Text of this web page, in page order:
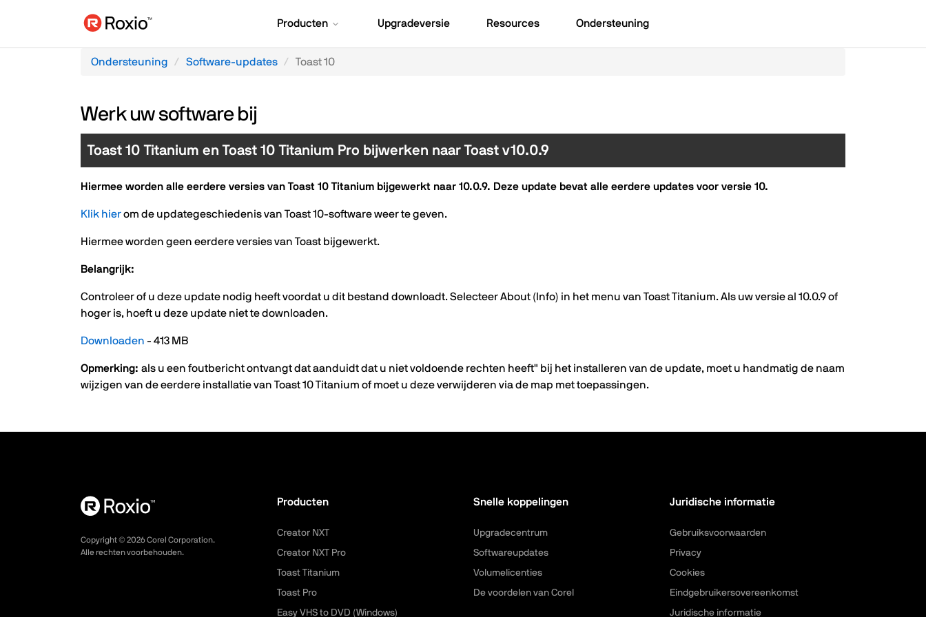
Producten Upgradeversie Resources Ondersteuning
Ondersteuning Software-updates Toast 10
Werk uw software bij
Toast 10 Titanium en Toast 10 Titanium Pro bijwerken naar Toast v10.0.9
Hiermee worden alle eerdere versies van Toast 10 Titanium bijgewerkt naar 10.0.9. Deze update bevat alle eerdere updates voor versie 10.
Klik hierom de updategeschiedenis van Toast 10-software weer te geven.
Hiermee worden geen eerdere versies van Toast bijgewerkt.
Belangrijk:
Controleer of u deze update nodig heeft voordat u dit bestand downloadt. Selecteer About (Info) in het menu van Toast Titanium. Als uw versie al 10.0.9 of
hoger is, hoeft u deze update niet te downloaden.
Downloaden - 413 MB
Opmerking: als u een foutbericht ontvangt dat aanduidt dat u niet voldoende rechten heeft" bij het installeren van de update, moet u handmatig de naam
wijzigen van de eerdere installatie van Toast 10 Titanium of moet u deze verwijderen via de map met toepassingen.
Copyright © 2026Corel Corporation.
Alle rechten voorbehouden.
Producten
Creator NXT
Creator NXT Pro
Toast Titanium
Toast Pro
Easy VHS to DVD (Windows)
Snelle koppelingen
Upgradecentrum
Softwareupdates
Volumelicenties
De voordelen van Corel
Juridische informatie
Gebruiksvoorwaarden
Privacy
Cookies
Eindgebruikersovereenkomst
Juridische informatie